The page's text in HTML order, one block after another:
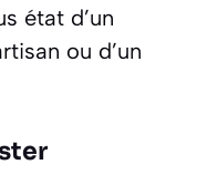
état d’un
ou d’un